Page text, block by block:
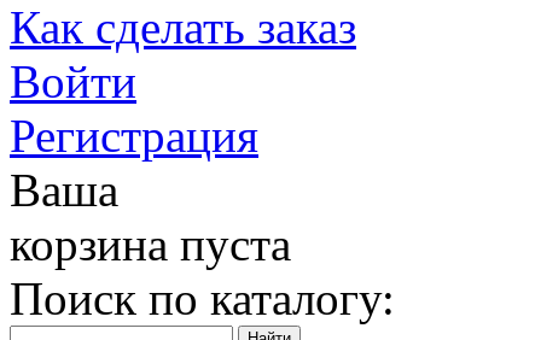
Как сделать заказ
Войти
Регистрация
Ваша
корзина пуста
Поиск по каталогу: